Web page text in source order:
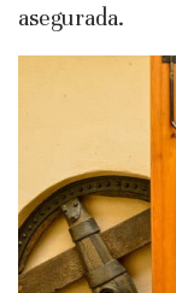
asegurada.